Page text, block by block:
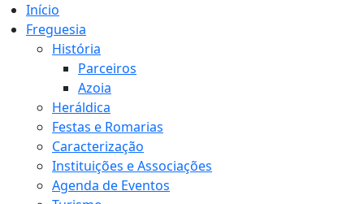
Início
Freguesia
História
Parceiros
Azoia
Heráldica
Festas e Romarias
Caracterização
Instituições e Associações
Agenda de Eventos